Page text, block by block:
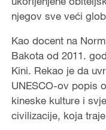
njegov sve veći
Kao docent na
Bakota od 2011.
Kini. Rekao je da
UNESCO-ov popis
kineske kulture i
civilizacije, koja